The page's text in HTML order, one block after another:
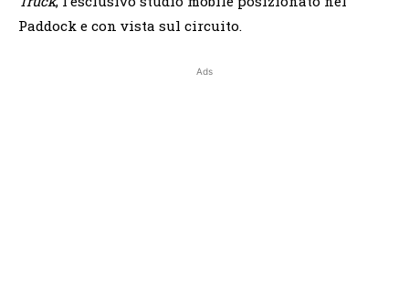
Paddock e con vista sul circuito.
Ads